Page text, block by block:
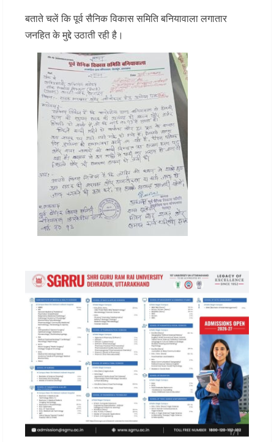
बताते चलें कि पूर्व सैनिक विकास समिति बनियावाला लगातार
जनहित के मुद्दे उठाती रही है।